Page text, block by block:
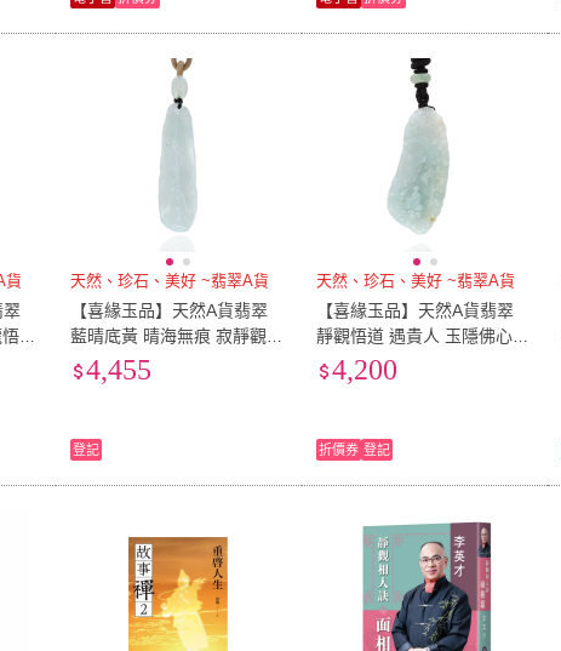
貨
翠
道
天然、珍石、美好 ~翡翠A貨
【喜緣玉品】天然A貨翡翠
藍晴底黃 晴海無痕 寂靜觀音
玉珮(直)
4,455
登記
天然、珍石、美好 ~翡翠A貨
【喜緣玉品】天然A貨翡翠
靜觀悟道 遇貴人 玉隱佛心
玉珮(直)
4,200
折價券 登記